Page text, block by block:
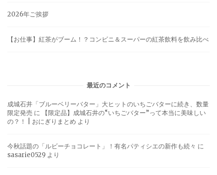
2026年ご挨拶
【お仕事】紅茶がブーム！？コンビニ＆スーパーの紅茶飲料を飲み比べ
最近のコメント
成城石井「ブルーベリーバター」大ヒットのいちごバターに続き、数量
限定発売 に
【限定品】成城石井の“いちごバター”って本当に美味しい
の？！ | おにぎりまとめ より
今秋話題の「ルビーチョコレート」！有名パティシエの新作も続々 に
sasarie0529 より